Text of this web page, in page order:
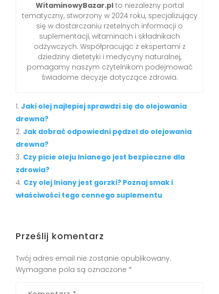
WitaminowyBazar.plto niezależny portal
tematyczny, stworzony w 2024 roku, specjalizujący
się w dostarczaniu rzetelnych informacji o
suplementacji, witaminach i składnikach
odżywczych. Współpracując z ekspertami z
dziedziny dietetyki i medycyny naturalnej,
pomagamy naszym czytelnikom podejmować
świadome decyzje dotyczące zdrowia.
Jaki olej najlepiej sprawdzi się do olejowania
drewna?
Jak dobrać odpowiedni pędzel do olejowania
drewna?
Czy picie oleju lnianego jest bezpieczne dla
zdrowia?
Czy olej lniany jest gorzki? Poznaj smak i
właściwości tego cennego suplementu
Prześlij komentarz
Twój adres email nie zostanie opublikowany.
Wymagane pola są oznaczone *